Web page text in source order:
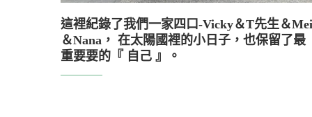
這裡紀錄了我們一家四口-Vicky＆T先生＆Mei
＆Nana， 在太陽國裡的小日子，也保留了最
重要要的『 自己 』。